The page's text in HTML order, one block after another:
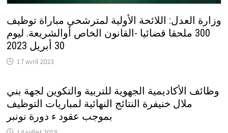
وزارة العدل: اللائحة الأولية لمترشحي مباراة توظيف
300 ملحقا قضائيا -القانون الخاص أوالشريعة. ليوم
30 أبريل 2023
17 avril 2023
وظائف الأكاديمية الجهوية للتربية والتكوين لجهة بني
ملال خنيفرة النتائج النهائية لمباريات التوظيف
بموجب عقود ء دورة نونبر